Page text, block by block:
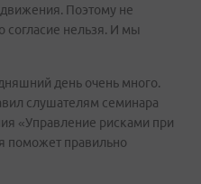
Поэтому не
согласие нельзя. И мы
день очень много.
слушателям семинара
«Управление рисками при
поможет правильно